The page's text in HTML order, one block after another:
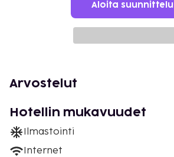
Aloita suunnittelu
Arvostelut
Hotellin mukavuudet
Ilmastointi
Internet